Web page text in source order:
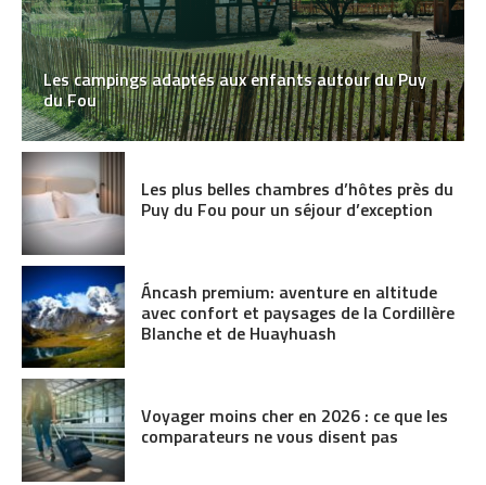
Les campings adaptés aux enfants autour du Puy
du Fou
Les plus belles chambres d’hôtes près du
Puy du Fou pour un séjour d’exception
Áncash premium: aventure en altitude
avec confort et paysages de la Cordillère
Blanche et de Huayhuash
Voyager moins cher en 2026 : ce que les
comparateurs ne vous disent pas